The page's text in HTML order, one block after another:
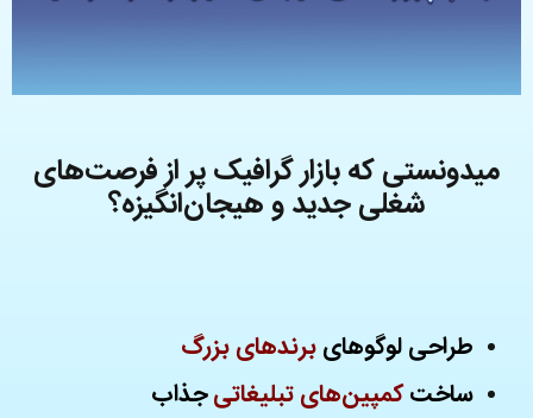
میدونستی که بازار گرافیک پر از فرصت‌های
شغلی جدید و هیجان‌انگیزه؟
طراحی لوگوهایبرندهای بزرگ
ساختکمپین‌های تبلیغاتیجذاب